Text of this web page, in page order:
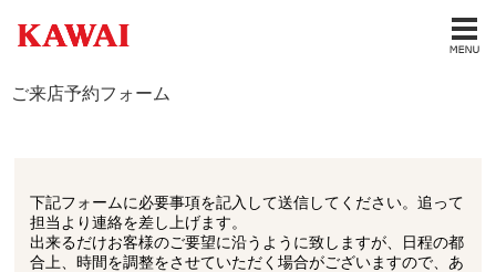
ご来店予約フォーム
下記フォームに必要事項を記入して送信してください。追って
担当より連絡を差し上げます。
出来るだけお客様のご要望に沿うように致しますが、日程の都
合上、時間を調整をさせていただく場合がございますので、あ